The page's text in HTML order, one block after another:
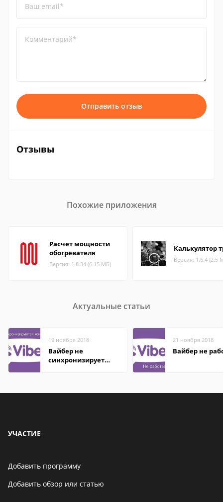
Ваш email*
Комментарий*
Отправить отзыв
Отзывы
Похожие приложения
Расчет мощности
обогревателя
Версия: 1.8.34 (6.15 МБ)
Калькулятор
Версия: 1.6.4 (2.5
Актуальные статьи
19 ноября 2018
Вайбер не
синхронизирует
21 ноября 2018
Вайбер не
УЧАСТИЕ
Добавить программу
Добавить обзор или статью